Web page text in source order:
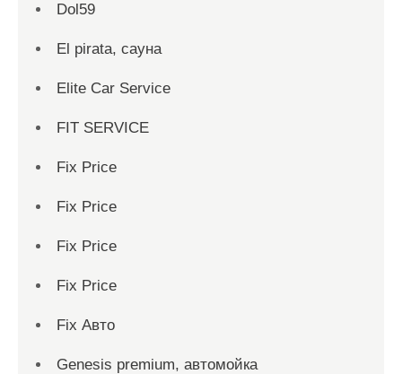
Dol59
El pirata, сауна
Elite Car Service
FIT SERVICE
Fix Price
Fix Price
Fix Price
Fix Price
Fix Авто
Genesis premium, автомойка